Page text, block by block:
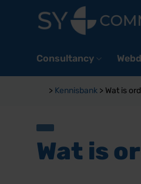
Consultancy
> Kennisbank> Wat is
Wat is